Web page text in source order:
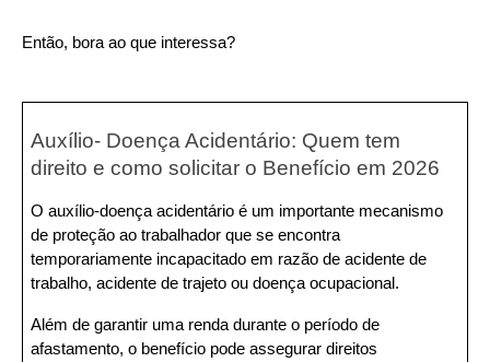
Então, bora ao que interessa?
Auxílio- Doença Acidentário: Quem tem
direito e como solicitar o Benefício em 2026
O auxílio-doença acidentário é um importante mecanismo
de proteção ao trabalhador que se encontra
temporariamente incapacitado em razão de acidente de
trabalho, acidente de trajeto ou doença ocupacional.
Além de garantir uma renda durante o período de
afastamento, o benefício pode assegurar direitos